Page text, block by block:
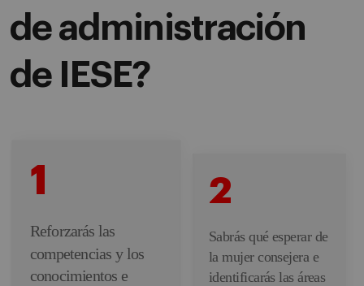
de administración
de IESE?
1
Reforzarás las
competencias y los
conocimientos e
2
Sabrás qué esperar de
la mujer consejera e
identificarás las áreas